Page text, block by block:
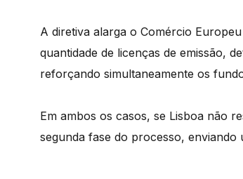
A diretiva alarga o Comércio
quantidade de licenças de emissão,
reforçando simultaneamente os
Em ambos os casos, se Lisboa não
segunda fase do processo,